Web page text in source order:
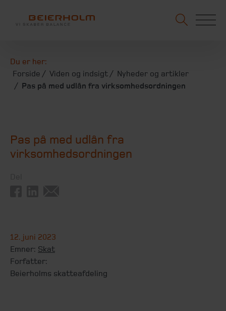
Du er her:
Forside
Viden og indsigt
Nyheder og artikler
Pas på med udlån fra virksomhedsordningen
Pas på med udlån fra
virksomhedsordningen
12. juni 2023
Emner: Skat
Forfatter:
Beierholms skatteafdeling